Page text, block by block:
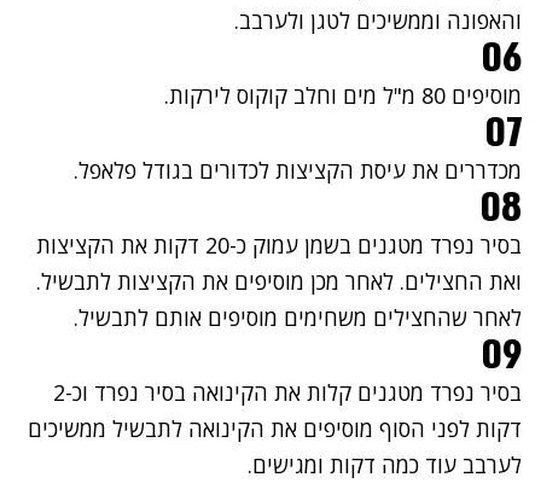
והאפונה וממשיכים לטגן ולערבב.
06
מוסיפים 80 מ"ל מים וחלב קוקוס לירקות.
07
מכדררים את עיסת הקציצות לכדורים בגודל פלאפל.
08
בסיר נפרד מטגנים בשמן עמוק כ-20 דקות את הקציצות
ואת החצילים. לאחר מכן מוסיפים את הקציצות לתבשיל.
לאחר שהחצילים משחימים מוסיפים אותם לתבשיל.
09
בסיר נפרד מטגנים קלות את הקינואה בסיר נפרד וכ-2
דקות לפני הסוף מוסיפים את הקינואה לתבשיל ממשיכים
לערבב עוד כמה דקות ומגישים.